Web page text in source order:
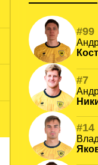
#99
#7
#14